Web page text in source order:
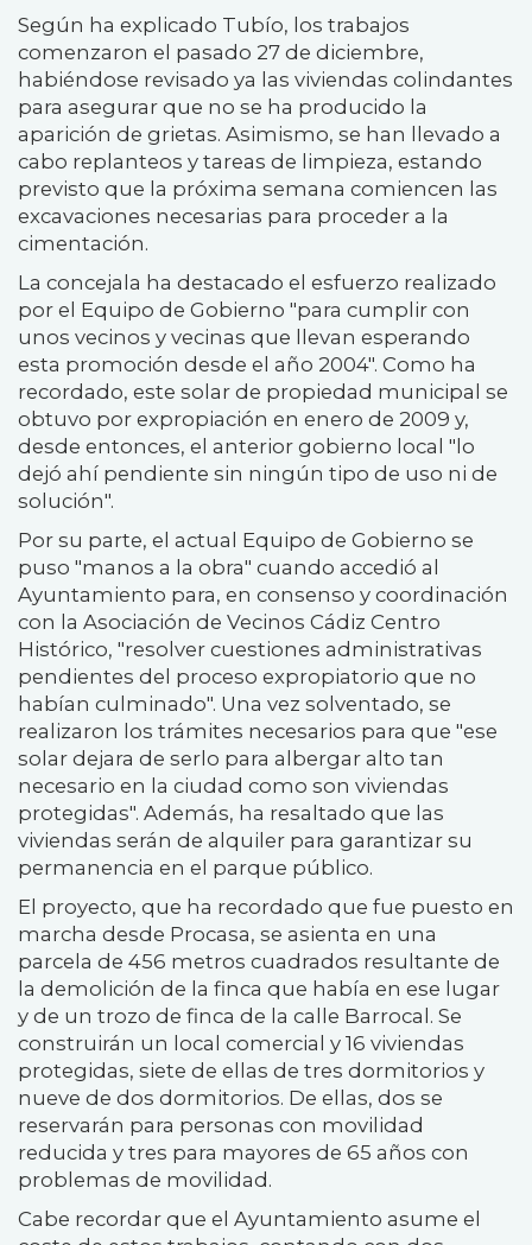
Según ha explicado Tubío, los trabajos
comenzaron el pasado 27 de diciembre,
habiéndose revisado ya las viviendas colindantes
para asegurar que no se ha producido la
aparición de grietas. Asimismo, se han llevado a
cabo replanteos y tareas de limpieza, estando
previsto que la próxima semana comiencen las
excavaciones necesarias para proceder a la
cimentación.
La concejala ha destacado el esfuerzo realizado
por el Equipo de Gobierno "para cumplir con
unos vecinos y vecinas que llevan esperando
esta promoción desde el año 2004". Como ha
recordado, este solar de propiedad municipal se
obtuvo por expropiación en enero de 2009 y,
desde entonces, el anterior gobierno local "lo
dejó ahí pendiente sin ningún tipo de uso ni de
solución".
Por su parte, el actual Equipo de Gobierno se
puso "manos a la obra" cuando accedió al
Ayuntamiento para, en consenso y coordinación
con la Asociación de Vecinos Cádiz Centro
Histórico, "resolver cuestiones administrativas
pendientes del proceso expropiatorio que no
habían culminado". Una vez solventado, se
realizaron los trámites necesarios para que "ese
solar dejara de serlo para albergar alto tan
necesario en la ciudad como son viviendas
protegidas". Además, ha resaltado que las
viviendas serán de alquiler para garantizar su
permanencia en el parque público.
El proyecto, que ha recordado que fue puesto en
marcha desde Procasa, se asienta en una
parcela de 456 metros cuadrados resultante de
la demolición de la finca que había en ese lugar
y de un trozo de finca de la calle Barrocal. Se
construirán un local comercial y 16 viviendas
protegidas, siete de ellas de tres dormitorios y
nueve de dos dormitorios. De ellas, dos se
reservarán para personas con movilidad
reducida y tres para mayores de 65 años con
problemas de movilidad.
Cabe recordar que el Ayuntamiento asume el